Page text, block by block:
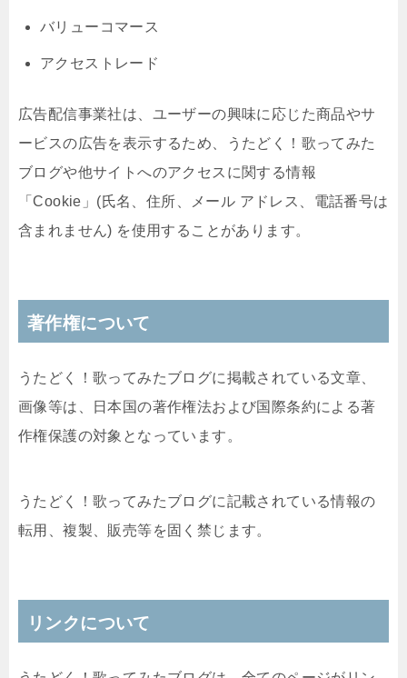
バリューコマース
アクセストレード
広告配信事業社は、ユーザーの興味に応じた商品やサ
ービスの広告を表示するため、うたどく！歌ってみた
ブログや他サイトへのアクセスに関する情報
「Cookie」(氏名、住所、メール アドレス、電話番号は
含まれません) を使用することがあります。
著作権について
うたどく！歌ってみたブログに掲載されている文章、
画像等は、日本国の著作権法および国際条約による著
作権保護の対象となっています。
うたどく！歌ってみたブログに記載されている情報の
転用、複製、販売等を固く禁じます。
リンクについて